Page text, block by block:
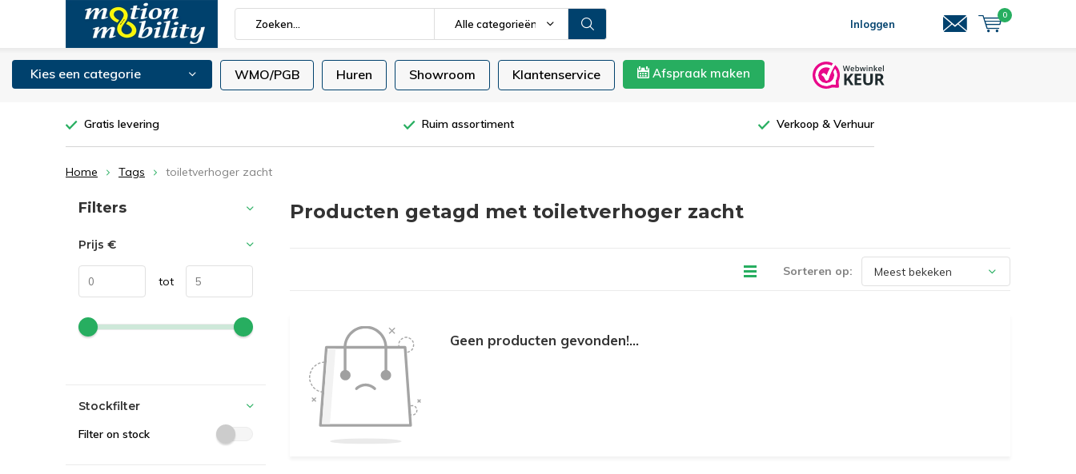
Alle categorieën Inloggen
0
Kies een categorie WMO/PGB Huren Showroom Klantenservice Afspraak maken
Gratis levering Ruim assortiment Verkoop & Verhuur
Home Tags toiletverhoger zacht
Producten getagd met toiletverhoger zacht
Sorteren op:
Geen producten gevonden!...
Sorteren op:
Filters
Prijs €
tot
Stockfilter
Filter on stock